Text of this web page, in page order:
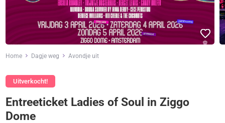
Home Dagje weg Avondje uit
Uitverkocht!
Entreeticket Ladies of Soul in Ziggo
Dome